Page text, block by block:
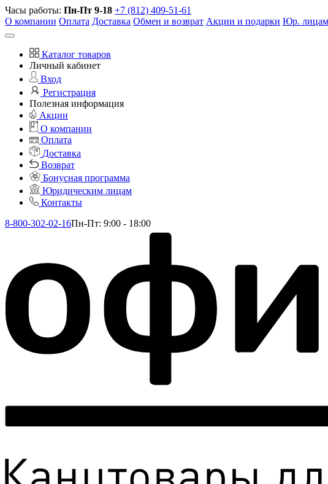
Часы работы: Пн-Пт 9-18 +7 (812) 409-51-61
О компании Оплата Доставка Обмен и возврат Акции и подарки Юр. лицам
Каталог товаров
Личный кабинет
Вход
Регистрация
Полезная информация
Акции
О компании
Оплата
Доставка
Возврат
Бонусная программа
Юридическим лицам
Контакты
8-800-302-02-16Пн-Пт: 9:00 - 18:00